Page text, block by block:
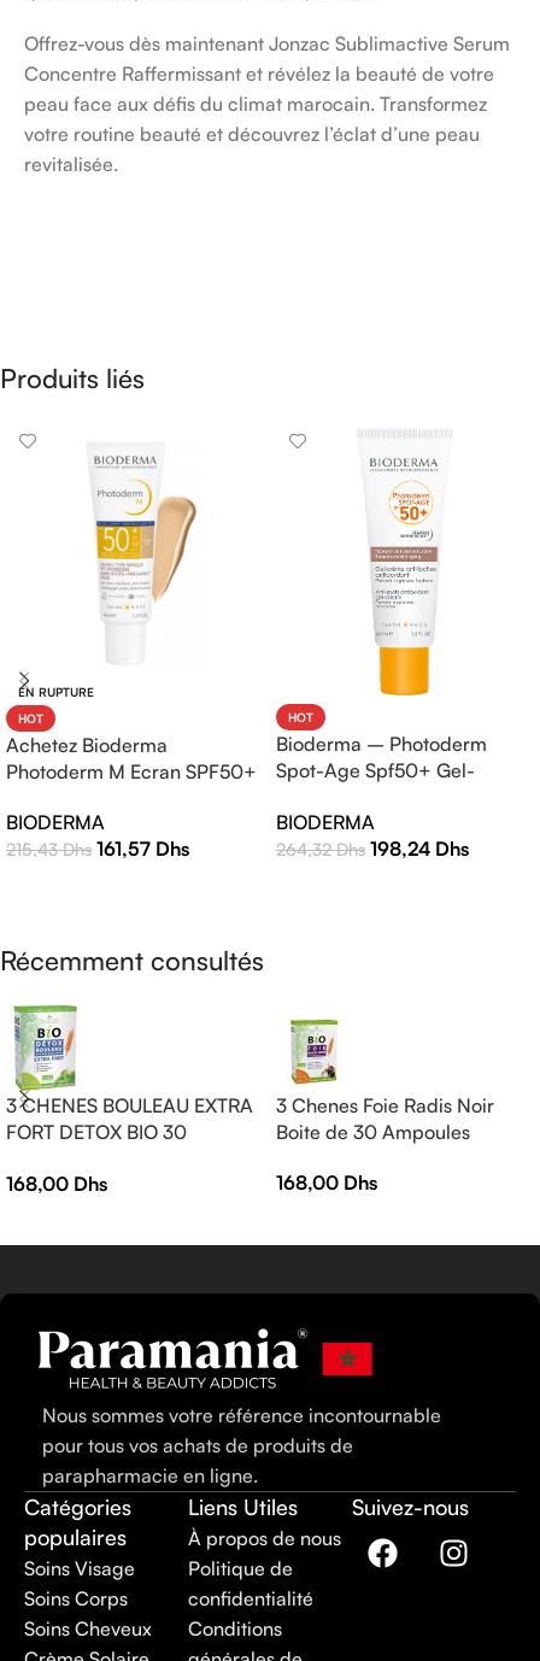
Offrez-vous dès maintenant Jonzac Sublimactive Serum
Concentre Raffermissant et révélez la beauté de votre
peau face aux défis du climat marocain. Transformez
votre routine beauté et découvrez l’éclat d’une peau
revitalisée.
Produits liés
EN RUPTURE
HOT
Achetez Bioderma
Photoderm M Ecran SPF50+
Protection Solaire Haute
Efficacité
BIODERMA
215,43Dhs 161,57 Dhs
HOT
Bioderma – Photoderm
Spot-Age Spf50+ Gel-
BIODERMA
264,32Dhs 198,24 Dhs
Récemment consultés
3 CHENES BOULEAU EXTRA
FORT DETOX BIO 30
168,00 Dhs
3 Chenes Foie Radis Noir
Boite de 30 Ampoules
168,00 Dhs
Nous sommes votre référence incontournable
pour tous vos achats de produits de
parapharmacie en ligne.
Catégories
populaires
Soins Visage
Soins Corps
Soins Cheveux
Liens Utiles
À propos de nous
Politique de
confidentialité
Conditions
Suivez-nous